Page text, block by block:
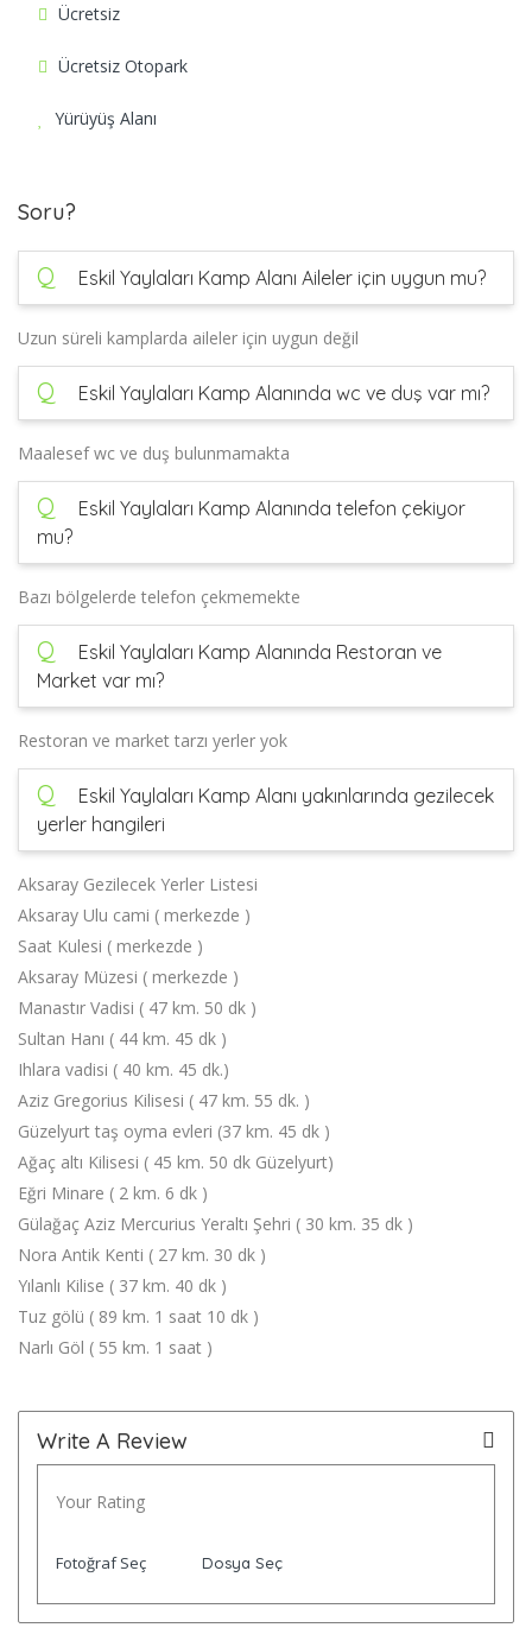
Ücretsiz
Ücretsiz Otopark
Yürüyüş Alanı
Soru?
Q Eskil Yaylaları Kamp Alanı Aileler için uygun mu?
Uzun süreli kamplarda aileler için uygun değil
Q Eskil Yaylaları Kamp Alanında wc ve duş var mı?
Maalesef wc ve duş bulunmamakta
Q
Eskil Yaylaları Kamp Alanında telefon çekiyor
mu?
Bazı bölgelerde telefon çekmemekte
Q
Eskil Yaylaları Kamp Alanında Restoran ve
Market var mı?
Restoran ve market tarzı yerler yok
Q
Eskil Yaylaları Kamp Alanı yakınlarında gezilecek
yerler hangileri
Aksaray Gezilecek Yerler Listesi
Aksaray Ulu cami ( merkezde )
Saat Kulesi ( merkezde )
Aksaray Müzesi ( merkezde )
Manastır Vadisi ( 47 km. 50 dk )
Sultan Hanı ( 44 km. 45 dk )
Ihlara vadisi ( 40 km. 45 dk.)
Aziz Gregorius Kilisesi ( 47 km. 55 dk. )
Güzelyurt taş oyma evleri (37 km. 45 dk )
Ağaç altı Kilisesi ( 45 km. 50 dk Güzelyurt)
Eğri Minare ( 2 km. 6 dk )
Gülağaç Aziz Mercurius Yeraltı Şehri ( 30 km. 35 dk )
Nora Antik Kenti ( 27 km. 30 dk )
Yılanlı Kilise ( 37 km. 40 dk )
Tuz gölü ( 89 km. 1 saat 10 dk )
Narlı Göl ( 55 km. 1 saat )
Write A Review
Your Rating
Fotoğraf Seç Dosya Seç